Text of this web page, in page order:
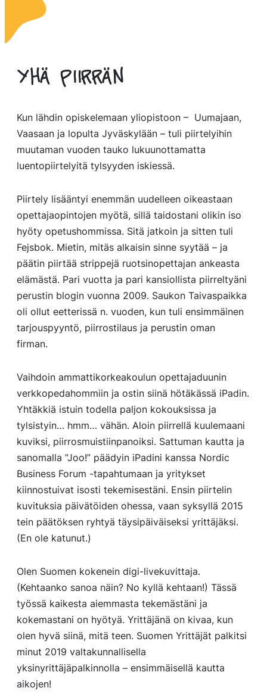
Yhä piirrän
Kun lähdin opiskelemaan yliopistoon – Uumajaan,
Vaasaan ja lopulta Jyväskylään – tuli piirtelyihin
muutaman vuoden tauko lukuunottamatta
luentopiirtelyitä tylsyyden iskiessä.
Piirtely lisääntyi enemmän uudelleen oikeastaan
opettajaopintojen myötä, sillä taidostani olikin iso
hyöty opetushommissa. Sitä jatkoin ja sitten tuli
Fejsbok. Mietin, mitäs alkaisin sinne syytää – ja
päätin piirtää strippejä ruotsinopettajan ankeasta
elämästä. Pari vuotta ja pari kansiollista piirreltyäni
perustin blogin vuonna 2009. Saukon Taivaspaikka
oli ollut eetterissä n. vuoden, kun tuli ensimmäinen
tarjouspyyntö, piirrostilaus ja perustin oman
firman.
Vaihdoin ammattikorkeakoulun opettajaduunin
verkkopedahommiin ja ostin siinä hötäkässä iPadin.
Yhtäkkiä istuin todella paljon kokouksissa ja
tylsistyin… hmm… vähän. Aloin piirrellä kuulemaani
kuviksi, piirrosmuistiinpanoiksi. Sattuman kautta ja
sanomalla ”Joo!” päädyin iPadini kanssa Nordic
Business Forum -tapahtumaan ja yritykset
kiinnostuivat isosti tekemisestäni. Ensin piirtelin
kuvituksia päivätöiden ohessa, vaan syksyllä 2015
tein päätöksen ryhtyä täysipäiväiseksi yrittäjäksi.
(En ole katunut.)
Olen Suomen kokenein digi-livekuvittaja.
(Kehtaanko sanoa näin? No kyllä kehtaan!) Tässä
työssä kaikesta aiemmasta tekemästäni ja
kokemastani on hyötyä. Yrittäjänä on kivaa, kun
olen hyvä siinä, mitä teen. Suomen Yrittäjät palkitsi
minut 2019 valtakunnallisella
yksinyrittäjäpalkinnolla – ensimmäisellä kautta
aikojen!